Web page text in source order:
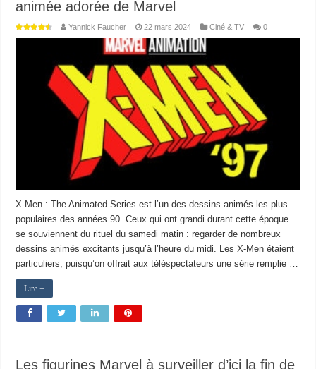
animée adorée de Marvel
Yannick Faucher 22 mars 2024 Ciné & TV 0
X-Men : The Animated Series est l’un des dessins animés les plus
populaires des années 90. Ceux qui ont grandi durant cette époque
se souviennent du rituel du samedi matin : regarder de nombreux
dessins animés excitants jusqu’à l’heure du midi. Les X-Men étaient
particuliers, puisqu’on offrait aux téléspectateurs une série remplie …
Lire +
Les figurines Marvel à surveiller d’ici la fin de